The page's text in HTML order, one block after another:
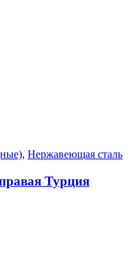
, Нержавеющая сталь
Турция